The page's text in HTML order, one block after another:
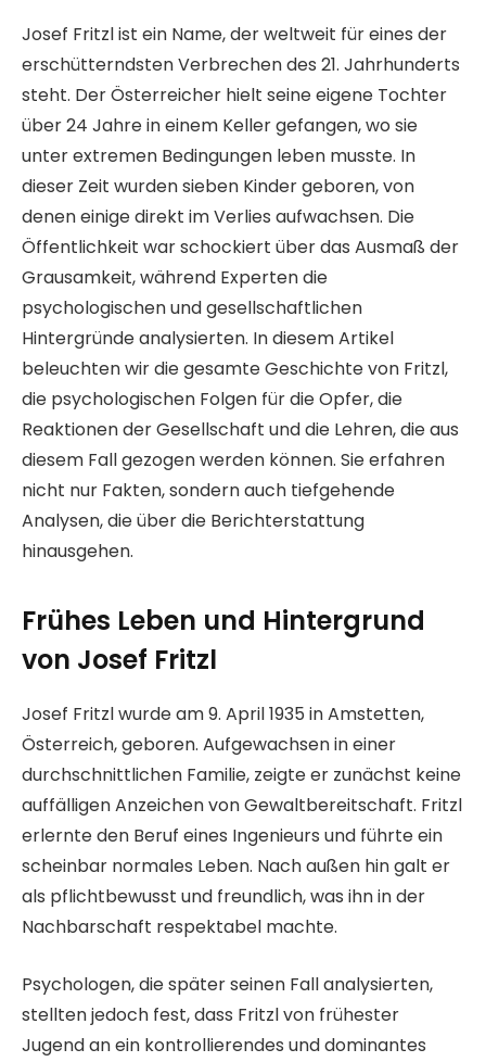
Josef Fritzl ist ein Name, der weltweit für eines der
erschütterndsten Verbrechen des 21. Jahrhunderts
steht. Der Österreicher hielt seine eigene Tochter
über 24 Jahre in einem Keller gefangen, wo sie
unter extremen Bedingungen leben musste. In
dieser Zeit wurden sieben Kinder geboren, von
denen einige direkt im Verlies aufwachsen. Die
Öffentlichkeit war schockiert über das Ausmaß der
Grausamkeit, während Experten die
psychologischen und gesellschaftlichen
Hintergründe analysierten. In diesem Artikel
beleuchten wir die gesamte Geschichte von Fritzl,
die psychologischen Folgen für die Opfer, die
Reaktionen der Gesellschaft und die Lehren, die aus
diesem Fall gezogen werden können. Sie erfahren
nicht nur Fakten, sondern auch tiefgehende
Analysen, die über die Berichterstattung
hinausgehen.
Frühes Leben und Hintergrund
von Josef Fritzl
Josef Fritzl wurde am 9. April 1935 in Amstetten,
Österreich, geboren. Aufgewachsen in einer
durchschnittlichen Familie, zeigte er zunächst keine
auffälligen Anzeichen von Gewaltbereitschaft. Fritzl
erlernte den Beruf eines Ingenieurs und führte ein
scheinbar normales Leben. Nach außen hin galt er
als pflichtbewusst und freundlich, was ihn in der
Nachbarschaft respektabel machte.
Psychologen, die später seinen Fall analysierten,
stellten jedoch fest, dass Fritzl von frühester
Jugend an ein kontrollierendes und dominantes